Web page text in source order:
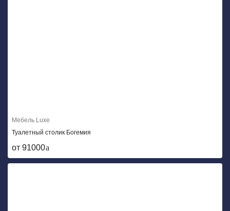
Мебель Luxe
Туалетный столик Богемия
от 91000